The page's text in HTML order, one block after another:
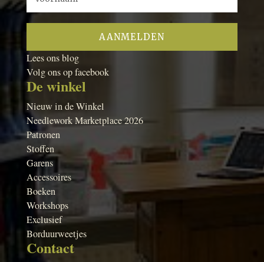
Lees ons blog
Volg ons op facebook
De winkel
Nieuw in de Winkel
Needlework Marketplace 2026
Patronen
Stoffen
Garens
Accessoires
Boeken
Workshops
Exclusief
Borduurweetjes
Contact